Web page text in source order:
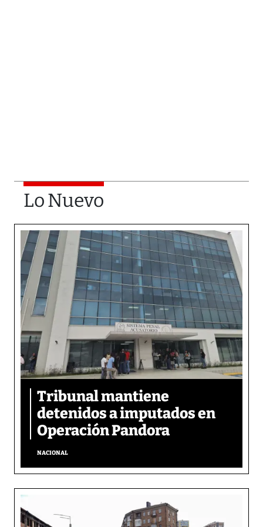
Lo Nuevo
Tribunal mantiene
detenidos a imputados en
Operación Pandora
NACIONAL